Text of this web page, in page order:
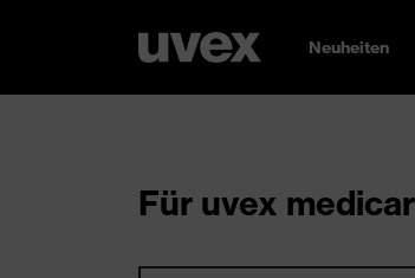
Neuheiten
Für uvex